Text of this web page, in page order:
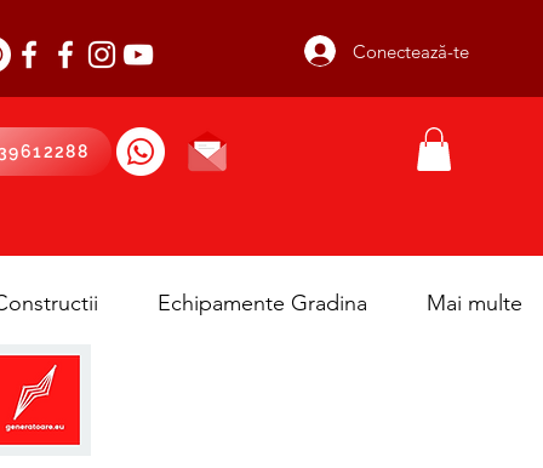
Conectează-te
Echipamente Gradina Mai multe